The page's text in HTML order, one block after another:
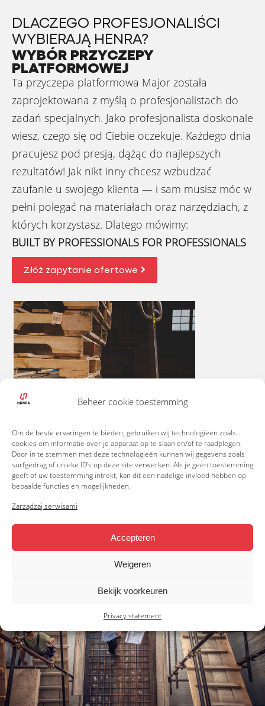
Beheer cookie toestemming
Om de beste ervaringen te bieden, gebruiken wij technologieën zoals
cookies om informatie over je apparaat op te slaan en/of te raadplegen.
Door in te stemmen met deze technologieën kunnen wij gegevens zoals
surfgedrag of unieke ID's op deze site verwerken. Als je geen toestemming
geeft of uw toestemming intrekt, kan dit een nadelige invloed hebben op
bepaalde functies en mogelijkheden.
Zarządzaj serwisami
Accepteren
Weigeren
Bekijk voorkeuren
Privacy statement
DLACZEGO PROFESJONALIŚCI
WYBIERAJĄ HENRA?
WYBÓR PRZYCZEPY
PLATFORMOWEJ
Ta przyczepa platformowa Major została
zaprojektowana z myślą o profesjonalistach do
zadań specjalnych. Jako profesjonalista doskonale
wiesz, czego się od Ciebie oczekuje. Każdego dnia
pracujesz pod presją, dążąc do najlepszych
rezultatów! Jak nikt inny chcesz wzbudzać
zaufanie u swojego klienta — i sam musisz móc w
pełni polegać na materiałach oraz narzędziach, z
których korzystasz. Dlatego mówimy:
BUILT BY PROFESSIONALS FOR PROFESSIONALS
Złóż zapytanie ofertowe
ZAPROJEKTOWANA
Z MYŚLĄ O TRWAŁOŚCI